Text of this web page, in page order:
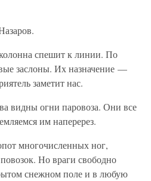
спешит к линии. По
заслоны. Их назначение —
заметит нас.
видны огни паровоза. Они все
им наперерез.
многочисленных ног,
Но враги свободно
снежном поле и в любую